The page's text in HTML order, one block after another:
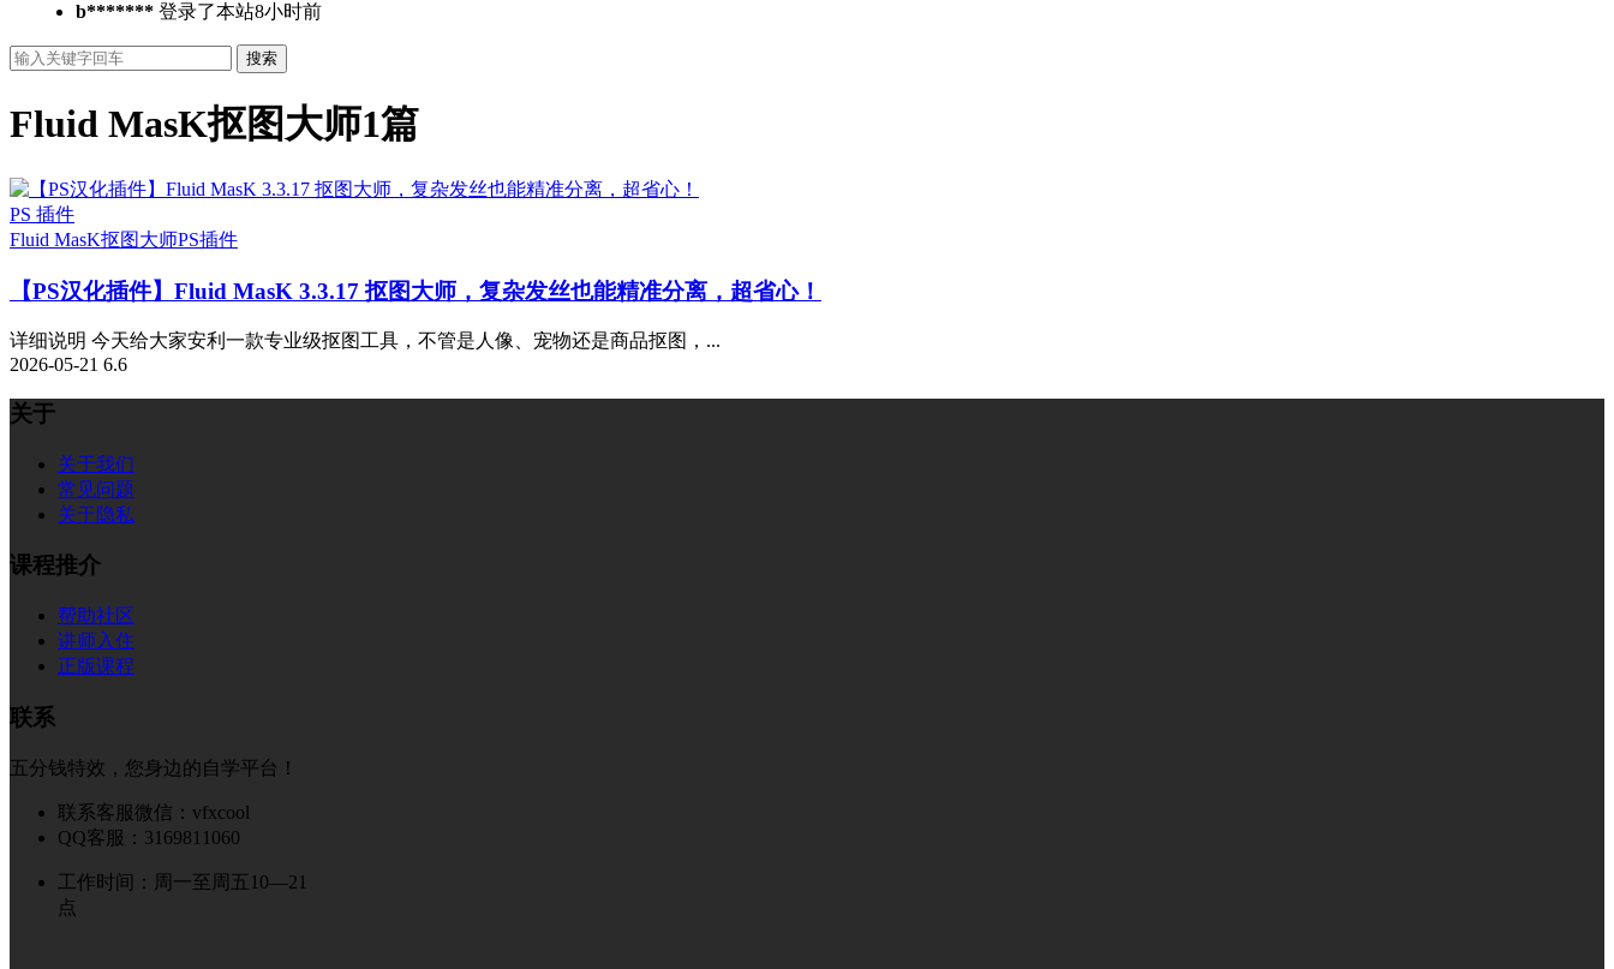
b******* 登录了本站8小时前
搜索
Fluid MasK抠图大师1篇
PS 插件
Fluid MasK抠图大师PS插件
【PS汉化插件】Fluid MasK 3.3.17 抠图大师，复杂发丝也能精准分离，超省心！
详细说明 今天给大家安利一款专业级抠图工具，不管是人像、宠物还是商品抠图，...
2026-05-21 6.6
关于
关于我们
常见问题
关于隐私
课程推介
帮助社区
讲师入住
正版课程
联系
五分钱特效，您身边的自学平台！
联系客服微信：vfxcool
QQ客服：3169811060
工作时间：周一至周五10—21
点